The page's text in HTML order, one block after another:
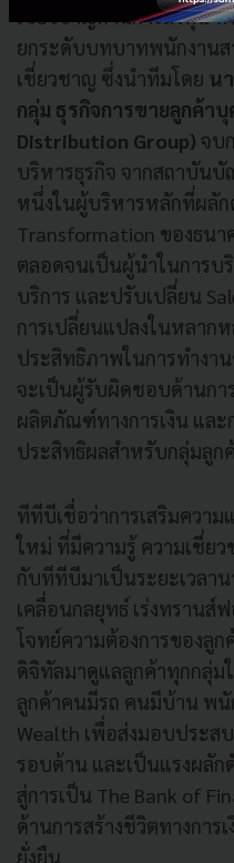
เชี่ยวชาญด้านการลงทุน
ยกระดับบทบาทพนักงาน
เชี่ยวชาญ ซึ่งนำทีมโดย น
กลุ่ม ธุรกิจการขายลูกค้า
Distribution Group) จบ
บริหารธุรกิจ จากสถาบัน
หนึ่งในผู้บริหารหลักที่ผลัก
Transformation ของธนา
ตลอดจนเป็นผู้นำในการบ
บริการ และปรับเปลี่ยน
การเปลี่ยนแปลงในหลาก
ประสิทธิภาพในการทำงา
จะเป็นผู้รับผิดชอบด้านกา
ผลิตภัณฑ์ทางการเงิน และ
ประสิทธิผลสำหรับกลุ่มลูก
ทีทีบีเชื่อว่าการเสริมควา
ใหม่ ที่มีความรู้ ความเชี่ย
กับทีทีบีมาเป็นระยะเวล
เคลื่อนกลยุทธ์ เร่งทรานส์
โจทย์ความต้องการของลู
ดิจิทัลมาดูแลลูกค้าทุกกลุ่ม
ลูกค้าคนมีรถ คนมีบ้าน พนั
Wealth เพื่อส่งมอบประส
รอบด้าน และเป็นแรงผลั
สู่การเป็น The Bank of
ด้านการสร้างชีวิตทางกา
ยั่งยืน